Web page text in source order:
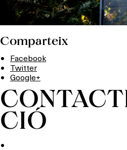
Comparteix
Facebook
Twitter
Google+
CIÓ